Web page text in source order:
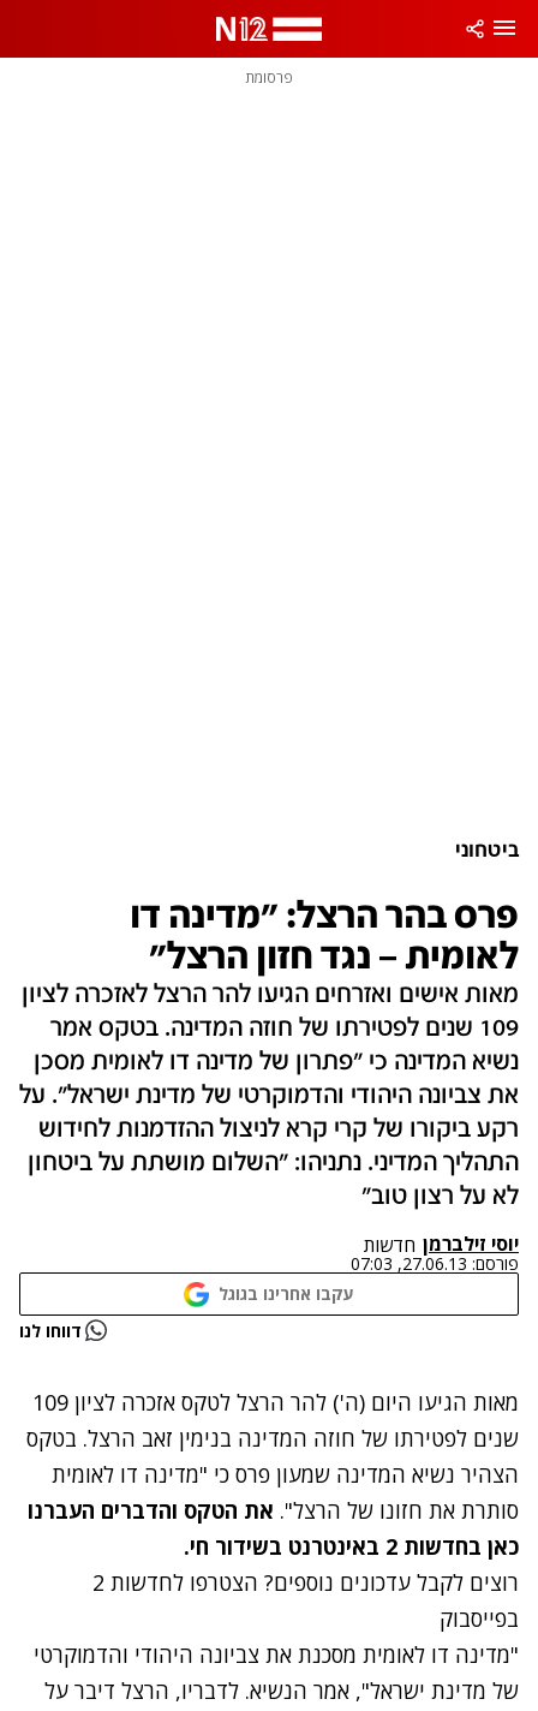
פרסומת
ביטחוני
פרס בהר הרצל: "מדינה דו
לאומית – נגד חזון הרצל"
מאות אישים ואזרחים הגיעו להר הרצל לאזכרה לציון
109 שנים לפטירתו של חוזה המדינה. בטקס אמר
נשיא המדינה כי "פתרון של מדינה דו לאומית מסכן
את צביונה היהודי והדמוקרטי של מדינת ישראל". על
רקע ביקורו של קרי קרא לניצול ההזדמנות לחידוש
התהליך המדיני. נתניהו: "השלום מושתת על ביטחון
לא על רצון טוב"
יוסי זילברמן חדשות
פורסם: 27.06.13, 07:03
עקבו אחרינו בגוגל
נתקלנו בבעיה דווחו לנו
מאות הגיעו היום (ה') להר הרצל לטקס אזכרה לציון 109
שנים לפטירתו של חוזה המדינה בנימין זאב הרצל. בטקס
הצהיר נשיא המדינה שמעון פרס כי "מדינה דו לאומית
סותרת את חזונו של הרצל". את הטקס והדברים העברנו
כאן בחדשות 2 באינטרנט בשידור חי.
רוצים לקבל עדכונים נוספים? הצטרפו לחדשות 2
בפייסבוק
"מדינה דו לאומית מסכנת את צביונה היהודי והדמוקרטי
של מדינת ישראל", אמר הנשיא. לדבריו, הרצל דיבר על